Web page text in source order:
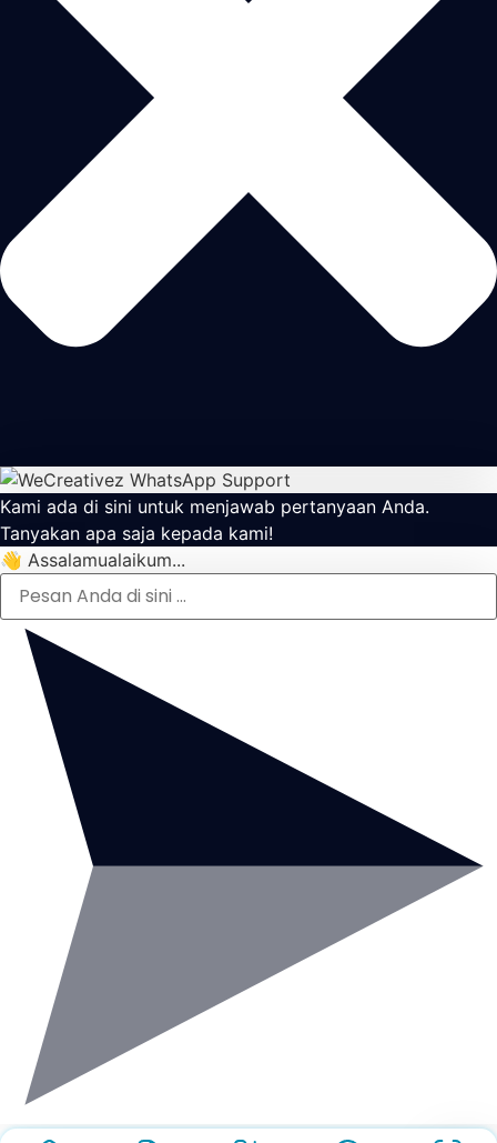
Kami ada di sini untuk menjawab pertanyaan Anda.
Tanyakan apa saja kepada kami!
👋 Assalamualaikum...